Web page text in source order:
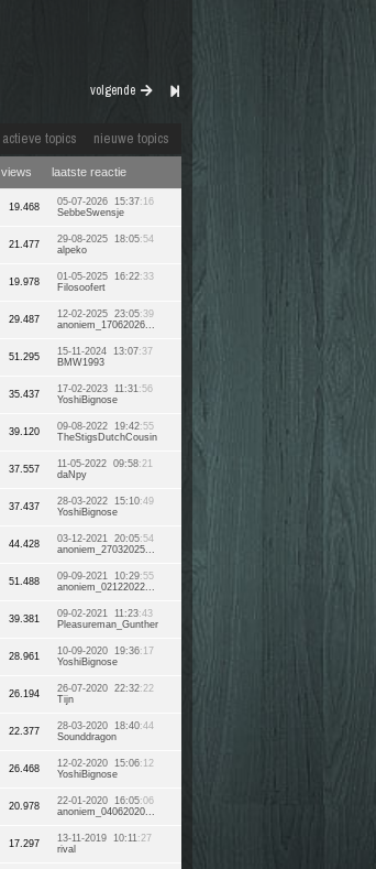
volgende
actieve topics nieuwe topics
views laatste reactie
19.468 05-07-2026 15:37:16
SebbeSwensje
21.477 29-08-2025 18:05:54
alpeko
19.978 01-05-2025 16:22:33
Filosoofert
29.487 12-02-2025 23:05:39
anoniem_17062026...
51.295 15-11-2024 13:07:37
BMW1993
35.437 17-02-2023 11:31:56
YoshiBignose
39.120 09-08-2022 19:42:55
TheStigsDutchCousin
37.557 11-05-2022 09:58:21
daNpy
37.437 28-03-2022 15:10:49
YoshiBignose
44.428 03-12-2021 20:05:54
anoniem_27032025...
51.488 09-09-2021 10:29:55
anoniem_02122022...
39.381 09-02-2021 11:23:43
Pleasureman_Gunther
28.961 10-09-2020 19:36:17
YoshiBignose
26.194 26-07-2020 22:32:22
Tijn
22.377 28-03-2020 18:40:44
Sounddragon
26.468 12-02-2020 15:06:12
YoshiBignose
20.978 22-01-2020 16:05:06
anoniem_04062020...
17.297 13-11-2019 10:11:27
rival